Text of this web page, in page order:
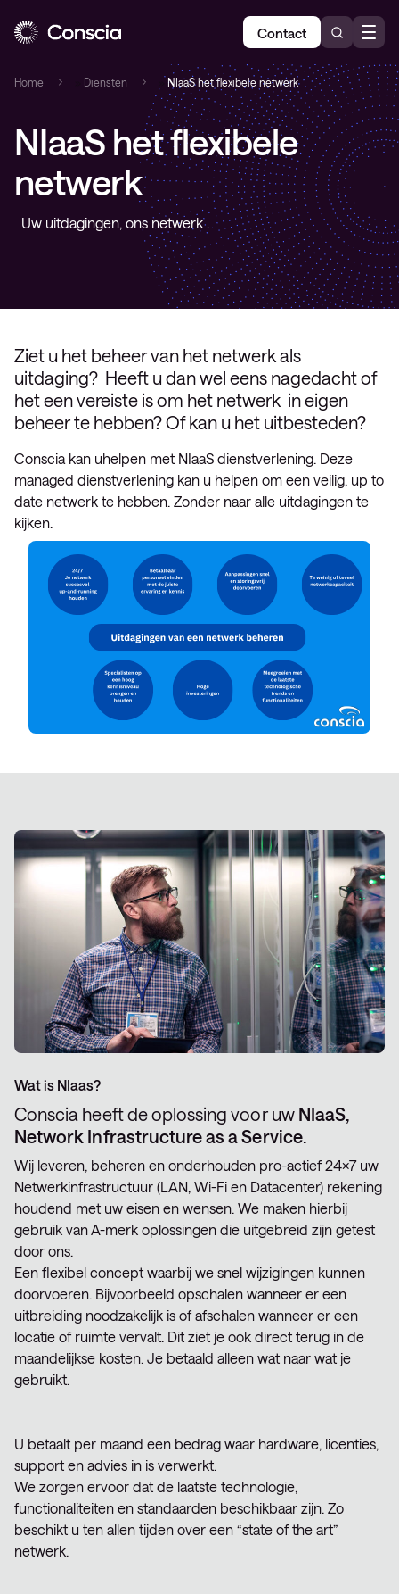
Contact
Home Diensten NIaaS het flexibele netwerk
NIaaS het flexibele
netwerk
Uw uitdagingen, ons netwerk .
Ziet u het beheer van het netwerk als
uitdaging? Heeft u dan wel eens nagedacht of
het een vereiste is om het netwerk in eigen
beheer te hebben? Of kan u het uitbesteden?
Conscia kan uhelpen met NIaaS dienstverlening. Deze
managed dienstverlening kan u helpen om een veilig, up to
date netwerk te hebben. Zonder naar alle uitdagingen te
kijken.
Wat is NIaas?
Conscia heeft de oplossing voor uw NIaaS,
Network Infrastructure as a Service.
Wij leveren, beheren en onderhouden pro-actief 24×7 uw
Netwerkinfrastructuur (LAN, Wi-Fi en Datacenter) rekening
houdend met uw eisen en wensen. We maken hierbij
gebruik van A-merk oplossingen die uitgebreid zijn getest
door ons.
Een flexibel concept waarbij we snel wijzigingen kunnen
doorvoeren. Bijvoorbeeld opschalen wanneer er een
uitbreiding noodzakelijk is of afschalen wanneer er een
locatie of ruimte vervalt. Dit ziet je ook direct terug in de
maandelijkse kosten. Je betaald alleen wat naar wat je
gebruikt.
U betaalt per maand een bedrag waar hardware, licenties,
support en advies in is verwerkt.
We zorgen ervoor dat de laatste technologie,
functionaliteiten en standaarden beschikbaar zijn. Zo
beschikt u ten allen tijden over een “state of the art”
netwerk.